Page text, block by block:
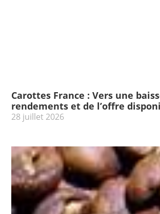
Carottes France : Vers une
rendements et de l’offre
28 juillet 2026